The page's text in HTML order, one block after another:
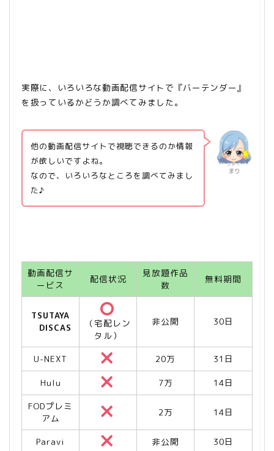
実際に、いろいろな動画配信サイトで『バーテンダー』
を扱っているかどうか調べてみました。
まり
他の動画配信サイトで視聴できるのか情報
が欲しいですよね。
なので、いろいろなところを調べてみまし
た♪
動画配信サ
ービス
配信状況
見放題作品
数
無料期間
TSUTAYA
DISCAS
（宅配レン
タル）
非公開 30日
U-NEXT 20万 31日
Hulu 7万
14日
FODプレミ
アム
2万 14日
Paravi 非公開
30日